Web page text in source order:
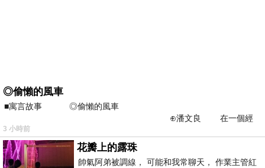
◎偷懶的風車
■寓言故事 ◎偷懶的風車
⊕潘文良 在一個經
常颳風的山丘上—&m
3 小時前
花瓣上的露珠
帥氣阿弟被調線， 可能和我常聊天， 作業主管紅